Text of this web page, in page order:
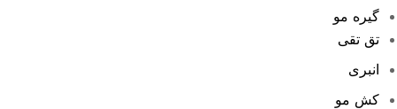
گیره مو
تق تقی
انبری
کش مو